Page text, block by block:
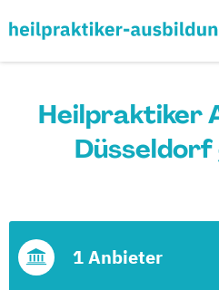
Heilpraktiker
1 Anbieter